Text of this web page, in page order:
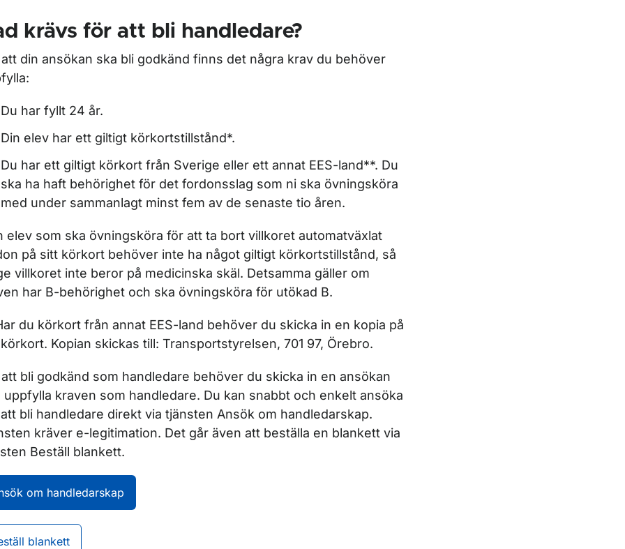
Förlorat körkort
Trafikmedicin
Företag och organisationer
Regler som styr
Förarbevis
krävs för att bli handledare?
att din ansökan ska bli godkänd finns det några krav du behöver
Du har fyllt 24 år.
Din elev har ett giltigt körkortstillstånd*.
Du har ett giltigt körkort från Sverige eller ett annat EES-land**. Du
ska ha haft behörighet för det fordonsslag som ni ska övningsköra
med under sammanlagt minst fem av de senaste tio åren.
elev som ska övningsköra för att ta bort villkoret automatväxlat
på sitt körkort behöver inte ha något giltigt körkortstillstånd, så
villkoret inte beror på medicinska skäl. Detsamma gäller om
har B-behörighet och ska övningsköra för utökad B.
du körkort från annat EES-land behöver du skicka in en kopia på
Kopian skickas till: Transportstyrelsen, 701 97, Örebro.
att bli godkänd som handledare behöver du skicka in en ansökan
uppfylla kraven som handledare. Du kan snabbt och enkelt ansöka
bli handledare direkt via tjänsten Ansök om handledarskap.
kräver e-legitimation. Det går även att beställa en blankett via
Beställ blankett.
om handledarskap
blankett